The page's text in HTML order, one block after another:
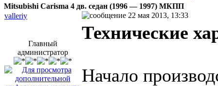
Mitsubishi Carisma 4 дв. седан (1996 — 1997) MКПП
valleriy
22 мая 2013, 13:33
Главный
администратор
Технические
Начало